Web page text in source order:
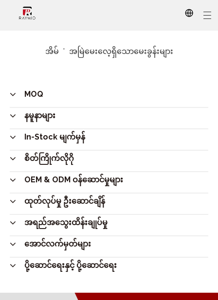
အိမ် ' အမြဲမေးလေ့ရှိသောမေးခွန်းများ
MOQ
နမူနာများ
In-Stock မျက်မှန်
စိတ်ကြိုက်လိုဂို
OEM & ODM ဝန်ဆောင်မှုများ
ထုတ်လုပ်မှု ဦးဆောင်ချိန်
အရည်အသွေးထိန်းချုပ်မှု
အောင်လက်မှတ်များ
ပို့ဆောင်ရေးနှင့် ပို့ဆောင်ရေး